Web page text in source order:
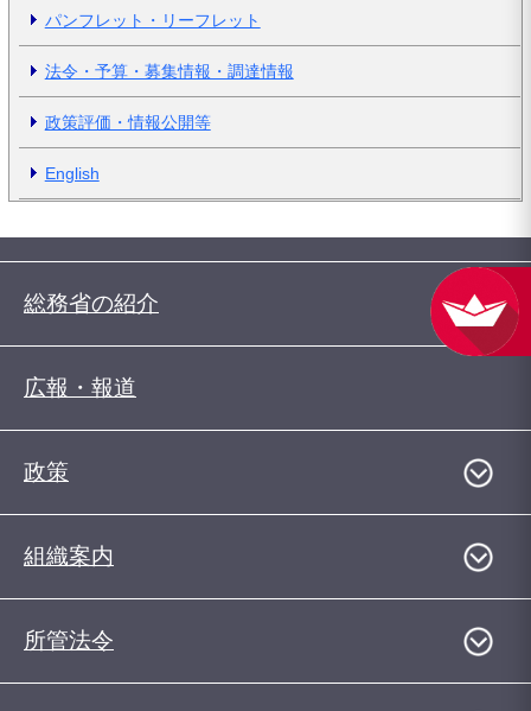
パンフレット・リーフレット
法令・予算・募集情報・調達情報
政策評価・情報公開等
English
総務省の紹介
広報・報道
政策
組織案内
所管法令